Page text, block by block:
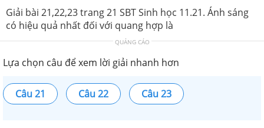
Giải bài 21,22,23 trang 21 SBT Sinh học 11.21. Ánh sáng
có hiệu quả nhất đối với quang hợp là
QUẢNG CÁO
Lựa chọn câu để xem lời giải nhanh hơn
Câu 21 Câu 22 Câu 23